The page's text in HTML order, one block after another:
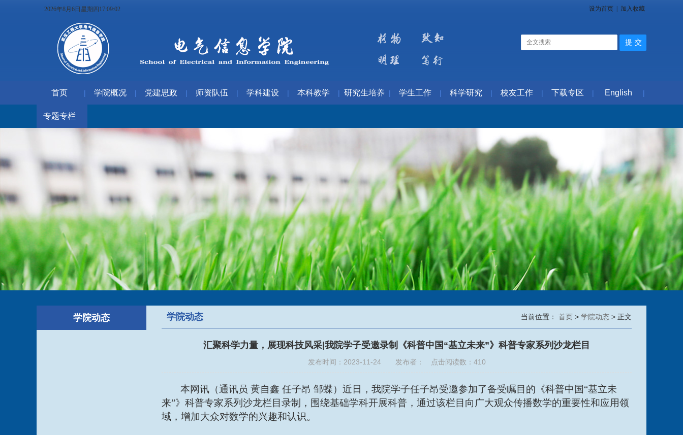
2026年8月6日星期四17:09:02 设为首页 加入收藏
首页 | 学院概况 | 党建思政 | 师资队伍 | 学科建设 | 本科教学 | 研究生培养 | 学生工作 | 科学研究 | 校友工作 | 下载专区 | English |
专题专栏
学院动态 学院动态 当前位置： 首页 > 学院动态 > 正文
汇聚科学力量，展现科技风采|我院学子受邀录制《科普中国“基立未来”》科普专家系列沙龙栏目
发布时间：2023-11-24 发布者： 点击阅读数： 410
本网讯 （通讯员 黄自鑫 任子昂 邹蝶）近日，我院学子任子昂受邀参加了备受瞩目的《科普中国“基立未
来”》 科普专家系列沙龙栏目 录制，围绕基础学科开展科普，通过该栏目向广大观众传播数学的重要性和应用领
域，增加大众对数学的兴趣和认识。